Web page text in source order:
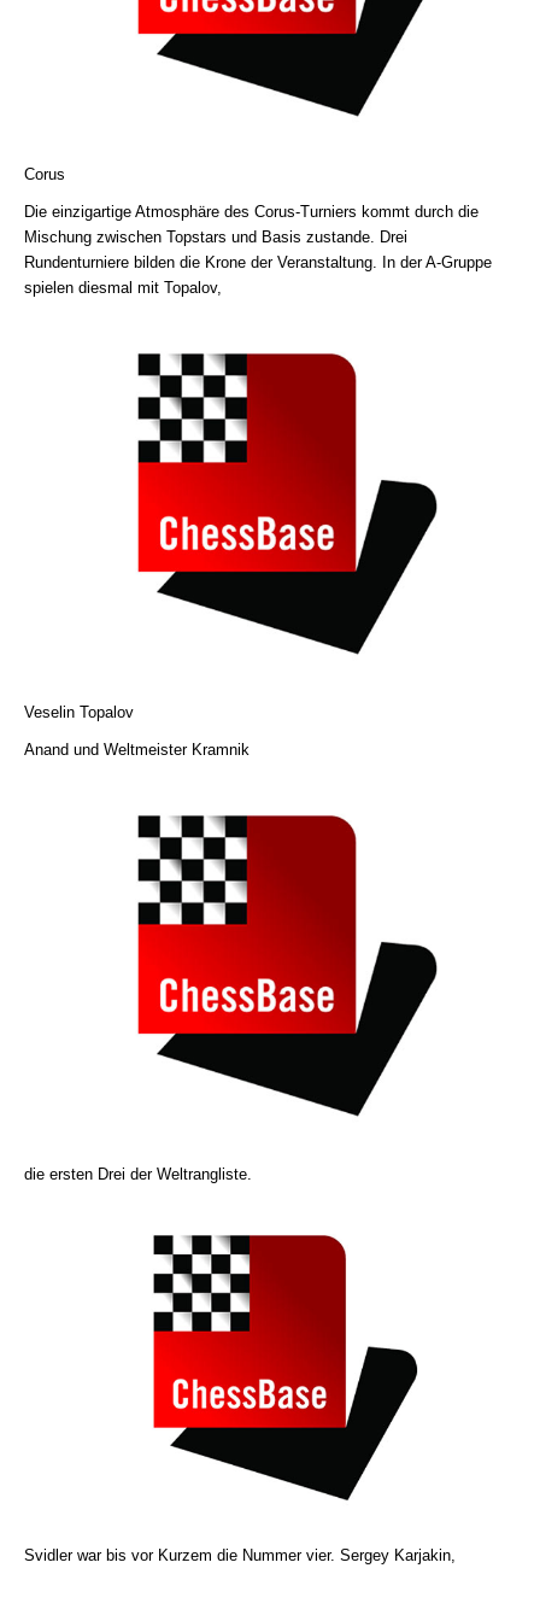
Corus
Die einzigartige Atmosphäre des Corus-Turniers kommt durch die
Mischung zwischen Topstars und Basis zustande. Drei
Rundenturniere bilden die Krone der Veranstaltung. In der A-Gruppe
spielen diesmal mit Topalov,
Veselin Topalov
Anand und Weltmeister Kramnik
die ersten Drei der Weltrangliste.
Svidler war bis vor Kurzem die Nummer vier. Sergey Karjakin,